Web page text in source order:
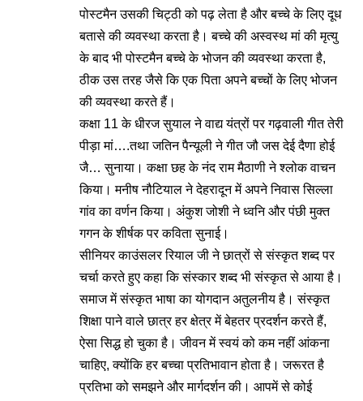
पोस्टमैन उसकी चिट्ठी को पढ़ लेता है और बच्चे के लिए दूध
बतासे की व्यवस्था करता है। बच्चे की अस्वस्थ मां की मृत्यु
के बाद भी पोस्टमैन बच्चे के भोजन की व्यवस्था करता है,
ठीक उस तरह जैसे कि एक पिता अपने बच्चों के लिए भोजन
की व्यवस्था करते हैं।
कक्षा 11 के धीरज सुयाल ने वाद्य यंत्रों पर गढ़वाली गीत तेरी
पीड़ा मां….तथा जतिन पैन्यूली ने गीत जौ जस देई दैणा होई
जै… सुनाया। कक्षा छह के नंद राम मैठाणी ने श्लोक वाचन
किया। मनीष नौटियाल ने देहरादून में अपने निवास सिल्ला
गांव का वर्णन किया। अंकुश जोशी ने ध्वनि और पंछी मुक्त
गगन के शीर्षक पर कविता सुनाई।
सीनियर काउंसलर रियाल जी ने छात्रों से संस्कृत शब्द पर
चर्चा करते हुए कहा कि संस्कार शब्द भी संस्कृत से आया है।
समाज में संस्कृत भाषा का योगदान अतुलनीय है। संस्कृत
शिक्षा पाने वाले छात्र हर क्षेत्र में बेहतर प्रदर्शन करते हैं,
ऐसा सिद्ध हो चुका है। जीवन में स्वयं को कम नहीं आंकना
चाहिए, क्योंकि हर बच्चा प्रतिभावान होता है। जरूरत है
प्रतिभा को समझने और मार्गदर्शन की। आपमें से कोई